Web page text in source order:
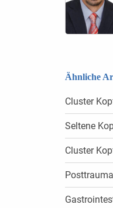
Ähnliche
Cluster
Seltene
Cluster